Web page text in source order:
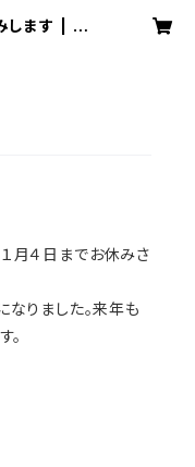
します | 能
月４日までお休みさ
りました。来年も
。